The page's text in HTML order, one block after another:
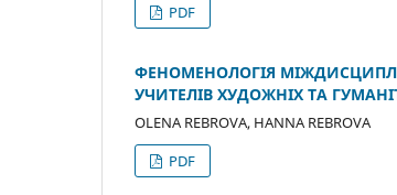
PDF
ФЕНОМЕНОЛОГІЯ
УЧИТЕЛІВ ХУДОЖНІХ ТА
OLENA REBROVA, HANNA REBROVA
PDF